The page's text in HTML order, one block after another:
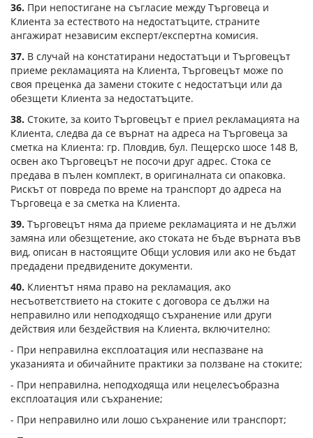
36. При непостигане на съгласие между Търговеца и
Клиента за естеството на недостатъците, страните
ангажират независим експерт/експертна комисия.
37. В случай на констатирани недостатъци и Търговецът
приеме рекламацията на Клиента, Търговецът може по
своя преценка да замени стоките с недостатъци или да
обезщети Клиента за недостатъците.
38. Стоките, за които Търговецът е приел рекламацията на
Клиента, следва да се върнат на адреса на Търговеца за
сметка на Клиента: гр. Пловдив, бул. Пещерско шосе 148 В,
освен ако Търговецът не посочи друг адрес. Стока се
предава в пълен комплект, в оригиналната си опаковка.
Рискът от повреда по време на транспорт до адреса на
Търговеца е за сметка на Клиента.
39. Търговецът няма да приеме рекламацията и не дължи
замяна или обезщетение, ако стоката не бъде върната във
вид, описан в настоящите Общи условия или ако не бъдат
предадени предвидените документи.
40. Клиентът няма право на рекламация, ако
несъответствието на стоките с договора се дължи на
неправилно или неподходящо съхранение или други
действия или бездействия на Клиента, включително:
- При неправилна експлоатация или неспазване на
указанията и обичайните практики за ползване на стоките;
- При неправилна, неподходяща или нецелесъобразна
експлоатация или съхранение;
- При неправилно или лошо съхранение или транспорт;